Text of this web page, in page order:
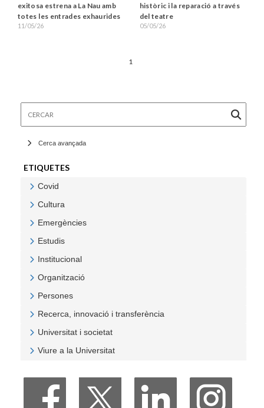
exitosa estrena a La Nau amb
totes les entrades exhaurides
11/05/26
històric i la reparació a través
del teatre
05/05/26
1
Cerca avançada
ETIQUETES
Covid
Cultura
Emergències
Estudis
Institucional
Organització
Persones
Recerca, innovació i transferència
Universitat i societat
Viure a la Universitat